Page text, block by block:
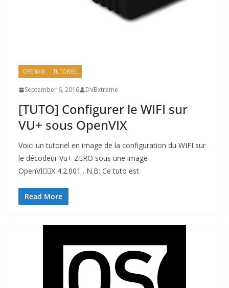
OPENVIX TUTORIEL
September 6, 2016 DVBxtreme
[TUTO] Configurer le WIFI sur
VU+ sous OpenVIX
Voici un tutoriel en image de la configuration du WIFI sur
le décodeur Vu+ ZERO sous une image
OpenVIْْX 4.2.001 . N.B: Ce tuto est
Read More